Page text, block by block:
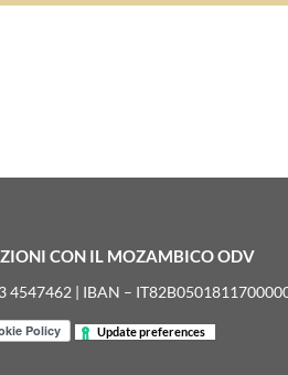
CON IL MOZAMBICO ODV
4547462 | IBAN –
Update preferences